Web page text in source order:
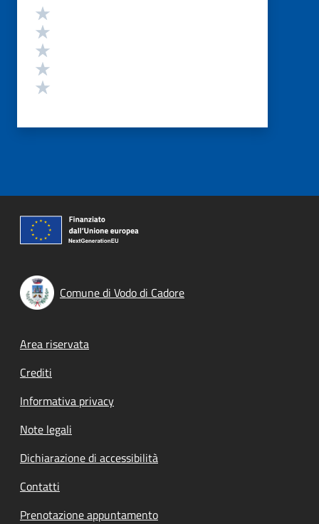
Valutazione
Comune di Vodo di Cadore
Footer menu
Area riservata
Crediti
Informativa privacy
Note legali
Dichiarazione di accessibilità
Contatti
Prenotazione appuntamento